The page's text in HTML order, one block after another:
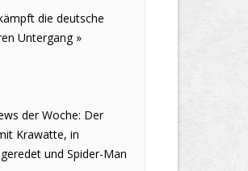
die deutsche
Untergang »
der Woche: Der
Krawatte, in
und Spider-Man